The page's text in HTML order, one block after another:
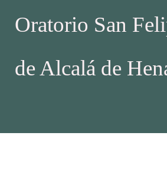
Oratorio San
de Alcalá de